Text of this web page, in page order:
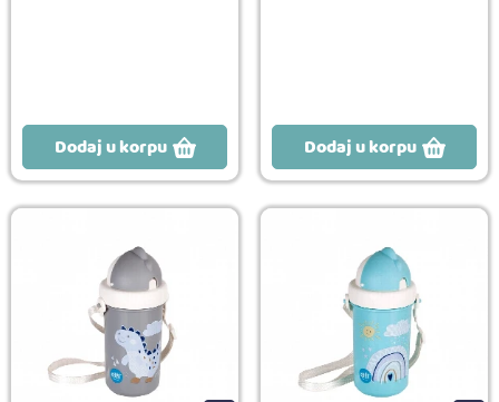
Dodaj u korpu Dodaj u korpu